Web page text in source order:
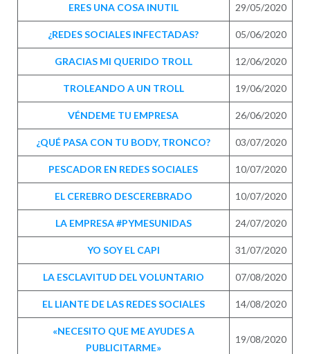
ERES UNA COSA INUTIL 29/05/2020
¿REDES SOCIALES INFECTADAS? 05/06/2020
GRACIAS MI QUERIDO TROLL 12/06/2020
TROLEANDO A UN TROLL 19/06/2020
VÉNDEME TU EMPRESA 26/06/2020
¿QUÉ PASA CON TU BODY, TRONCO? 03/07/2020
PESCADOR EN REDES SOCIALES 10/07/2020
EL CEREBRO DESCEREBRADO 10/07/2020
LA EMPRESA #PYMESUNIDAS 24/07/2020
YO SOY EL CAPI 31/07/2020
LA ESCLAVITUD DEL VOLUNTARIO 07/08/2020
EL LIANTE DE LAS REDES SOCIALES 14/08/2020
«NECESITO QUE ME AYUDES A
PUBLICITARME»
19/08/2020